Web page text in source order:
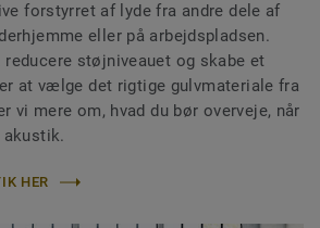
forstyrret af lyde fra andre dele af
eller på arbejdspladsen.
reducere støjniveauet og skabe et
at vælge det rigtige gulvmateriale fra
vi mere om, hvad du bør overveje, når
HER